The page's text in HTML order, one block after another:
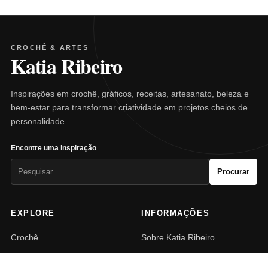
CROCHÊ & ARTES
Katia Ribeiro
Inspirações em crochê, gráficos, receitas, artesanato, beleza e
bem-estar para transformar criatividade em projetos cheios de
personalidade.
Encontre uma inspiração
Procurar
EXPLORE
Crochê
INFORMAÇÕES
Sobre Katia Ribeiro